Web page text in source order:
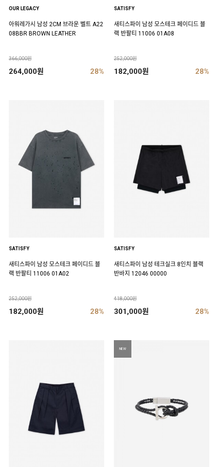
OUR LEGACY
아워레가시 남성 2CM 브라운 벨트 A22
08BBR BROWN LEATHER
366,000원
264,000원 28%
SATISFY
새티스파이 남성 모스테크 페이디드 블
랙 반팔티 11006 01A08
252,000원
182,000원 28%
SATISFY
새티스파이 남성 모스테크 페이디드 블
랙 반팔티 11006 01A02
252,000원
182,000원 28%
SATISFY
새티스파이 남성 테크실크 8인치 블랙
반바지 12046 00000
418,000원
301,000원 28%
NEW